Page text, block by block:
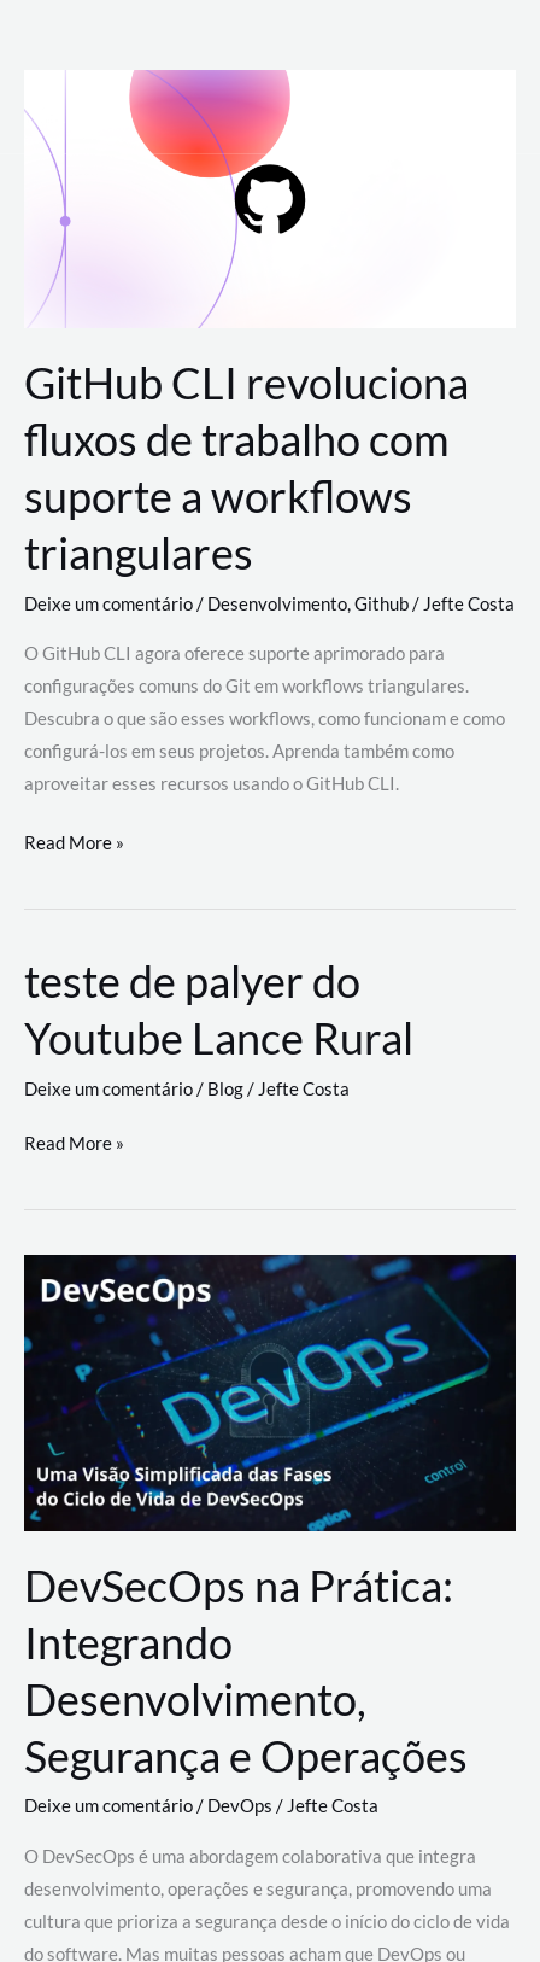
para
conteúdo
GitHub CLI revoluciona
fluxos de trabalho com
suporte a workflows
triangulares
Deixe um comentário/ Desenvolvimento,Github/ Jefte Costa
O GitHub CLI agora oferece suporte aprimorado para
configurações comuns do Git em workflows triangulares.
Descubra o que são esses workflows, como funcionam e como
configurá-los em seus projetos. Aprenda também como
aproveitar esses recursos usando o GitHub CLI.
GitHub
revoluciona
de
trabalho
com
a
workflows
Read More »
teste de palyer do
Youtube Lance Rural
Deixe um comentário/ Blog/ Jefte Costa
teste
palyer
Lance
Rural
Read More »
DevSecOps na Prática:
Integrando
Desenvolvimento,
Segurança e Operações
Deixe um comentário/ DevOps /Jefte Costa
O DevSecOps é uma abordagem colaborativa que integra
desenvolvimento, operações e segurança, promovendo uma
cultura que prioriza a segurança desde o início do ciclo de vida
do software. Mas muitas pessoas acham que DevOps ou